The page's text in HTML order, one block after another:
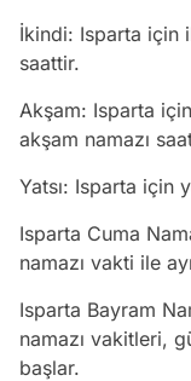
İkindi: Isparta için
saattir.
Akşam: Isparta
akşam namazı
Yatsı: Isparta için
Isparta Cuma
namazı vakti ile
Isparta Bayram
namazı vakitleri,
başlar.